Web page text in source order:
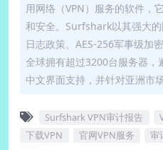
用网络（VPN）服务的软件，
和安全。Surfshark以其强大
日志政策、AES-256军事级加
全球拥有超过3200台服务器，
中文界面支持，并针对亚洲市
Surfshark VPN审计报告
下载VPN
官网VPN服务 审